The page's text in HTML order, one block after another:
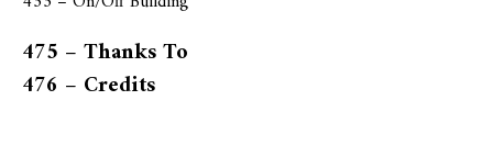
475 – Thanks To
476 – Credits